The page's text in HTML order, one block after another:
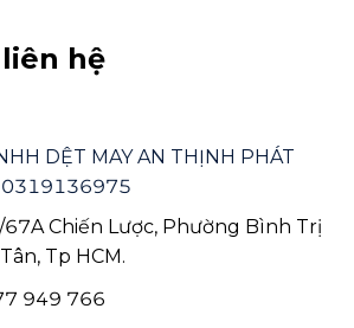
hệ
949 766
Chiến Lược, Phường Bình Trị
Tp HCM.
DỆT MAY AN THỊNH PHÁT
0319136975